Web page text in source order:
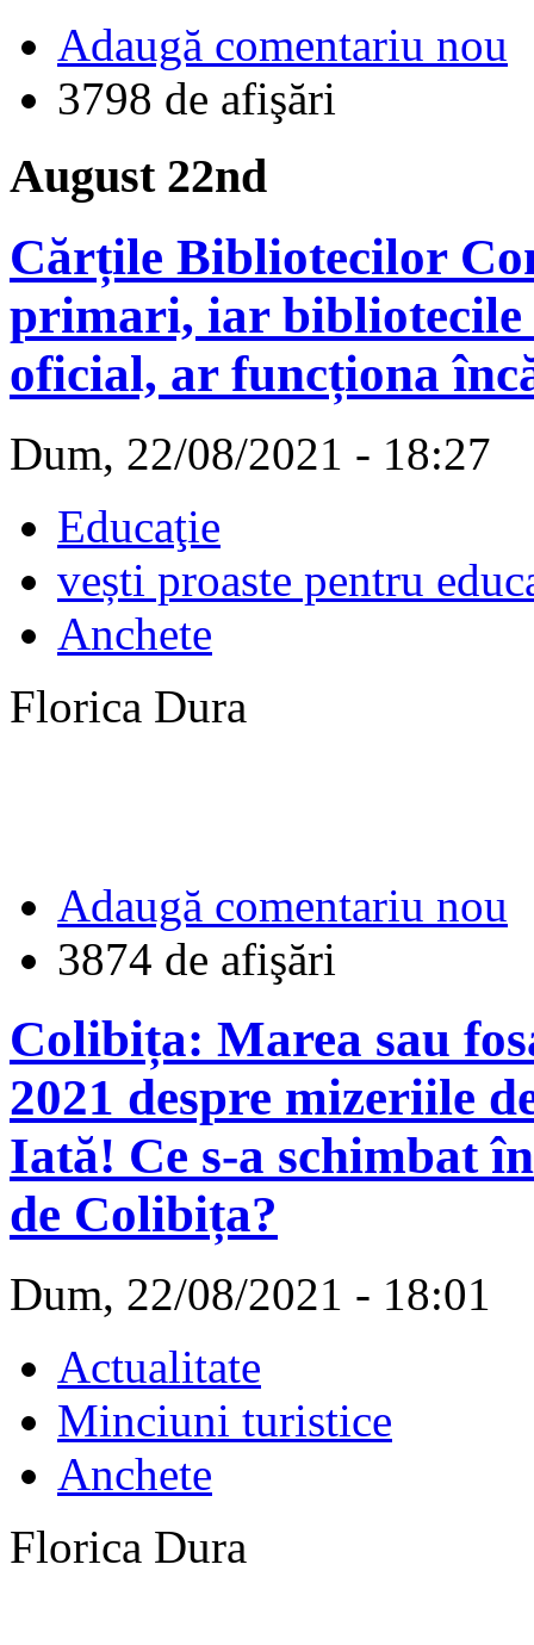
Adaugă comentariu nou
3798 de afişări
August 22nd
Cărțile Bibliotecilor
primari, iar bibliotecile
oficial, ar funcționa
Dum, 22/08/2021 - 18:27
Educaţie
vești proaste pentru
Anchete
Florica Dura
Adaugă comentariu nou
3874 de afişări
Colibița: Marea sau
2021 despre mizeriile
Iată! Ce s-a schimbat
de Colibița?
Dum, 22/08/2021 - 18:01
Actualitate
Minciuni turistice
Anchete
Florica Dura